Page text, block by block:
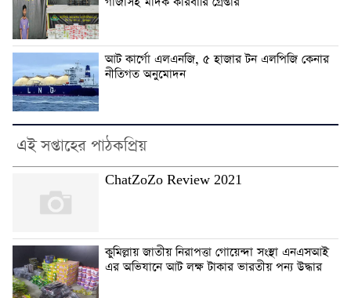
আট কার্গো এলএনজি, ৫ হাজার টন এলপিজি কেনার
নীতিগত অনুমোদন
এই সপ্তাহের পাঠকপ্রিয়
ChatZoZo Review 2021
কুমিল্লায় জাতীয় নিরাপত্তা গোয়েন্দা সংস্থা এনএসআই
এর অভিযানে আট লক্ষ টাকার ভারতীয় পন্য উদ্ধার